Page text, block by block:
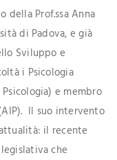
della Prof.ssa Anna
di Padova, e già
Sviluppo e
i Psicologia
e membro
Il suo intervento
il recente
che